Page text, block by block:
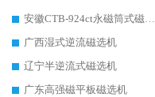
安徽CTB-924ct永磁筒式磁选机
广西湿式逆流磁选机
辽宁半逆流式磁选机
广东高强磁平板磁选机